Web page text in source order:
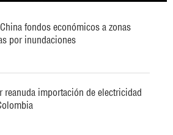
fondos económicos a zonas
por inundaciones
reanuda importación de electricidad